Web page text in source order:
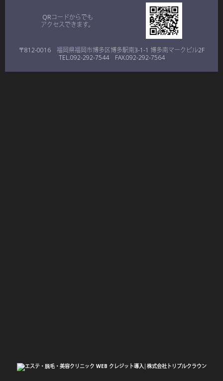
QRコードからでも
アクセスできます。
〒812-0016 福岡県福岡市博多区博多駅南3-1-1 博多南マークビル2F
TEL.092-292-7544 FAX.092-292-7564